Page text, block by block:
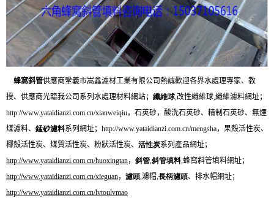
蜂窩斜管供應商鞏義市嵩鑫濾材工業有限公司熱誠歡迎各界水處理專家、教
授、供應商光臨我公司系列水處理材料網站； 纖維球,改性纖維球,纖維濾料網址；
http://www.yataidianzi.com.cn/xianweiqiu，石英砂，酸洗石英砂、精制石英砂、無煙
煤濾料、 錳砂濾料系列網址； http://www.yataidianzi.com.cn/mengsha，果殼活性炭、
椰殼活性炭、煤質活性炭、粉狀活性炭、 活性炭系列產品網址；
http://www.yataidianzi.com.cn/huoxingtan， 斜管,斜管填料,蜂窩斜管填料網址；
http://www.yataidianzi.com.cn/xieguan， 濾頭,濾帽,長柄濾頭、排水帽網址；
http://www.yataidianzi.com.cn/lvtoulvmao